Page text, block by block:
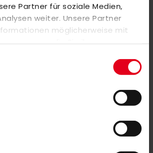
Partner für soziale Medien,
weiter. Unsere Partner
möglicherweise mit
zusammen, die Sie ihnen
gesammelt haben.
um Sie dem Warenkorb hinzuzufügen
YAHOO Bored Shorts